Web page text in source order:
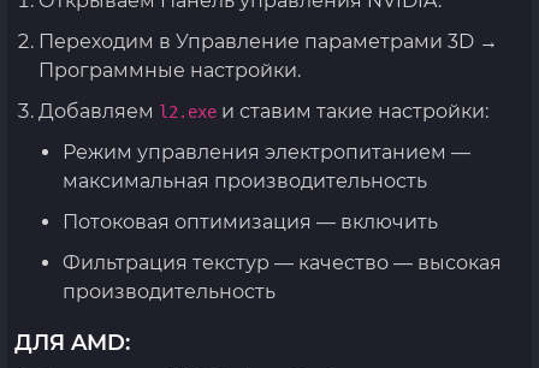
Переходим в Управление параметрами 3D →
Программные настройки.
Добавляем l2.exe и ставим такие настройки:
Режим управления электропитанием —
максимальная производительность
Потоковая оптимизация — включить
Фильтрация текстур — качество — высокая
производительность
ДЛЯ AMD: